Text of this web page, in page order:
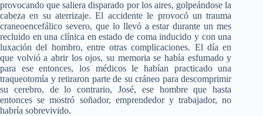
provocando que saliera disparado por los aires, golpeándose la
cabeza en su aterrizaje. El accidente le provocó un trauma
craneoencefálico severo, que lo llevó a estar durante un mes
recluido en una clínica en estado de coma inducido y con una
luxación del hombro, entre otras complicaciones. El día en
que volvió a abrir los ojos, su memoria se había esfumado y
para ese entonces, los médicos le habían practicado una
traqueotomía y retiraron parte de su cráneo para descomprimir
su cerebro, de lo contrario, José, ese hombre que hasta
entonces se mostró soñador, emprendedor y trabajador, no
habría sobrevivido.